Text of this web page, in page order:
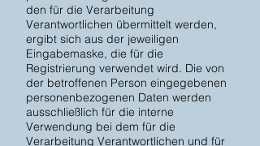
den für die Verarbeitung
Verantwortlichen übermittelt werden,
ergibt sich aus der jeweiligen
Eingabemaske, die für die
Registrierung verwendet wird. Die von
der betroffenen Person eingegebenen
personenbezogenen Daten werden
ausschließlich für die interne
Verwendung bei dem für die
Verarbeitung Verantwortlichen und für